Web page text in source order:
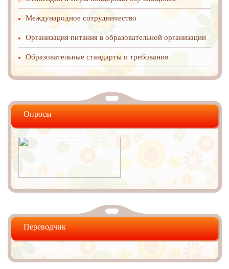
Международное cотрудничество
Организация питания в образовательной организации
Образовательные стандарты и требования
Опросы
Переводчик